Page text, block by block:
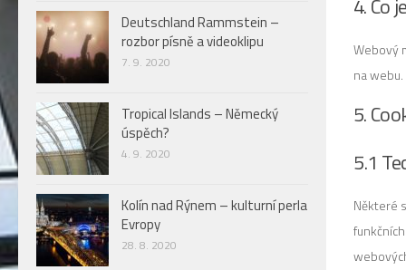
4. Co
Webový
na
5.
5.1
Některé
Deutschland Rammstein –
rozbor písně a videoklipu
7. 9. 2020
Tropical Islands – Německý
úspěch?
4. 9. 2020
Kolín nad Rýnem – kulturní perla
Evropy
28. 8. 2020